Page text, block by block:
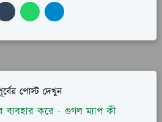
পোস্ট দেখুন
ব্যবহার করে - গুগল ম্যাপ কী